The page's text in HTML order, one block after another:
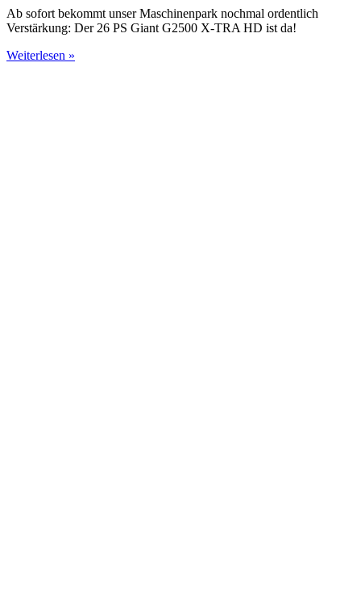
Ab sofort bekommt unser Maschinenpark nochmal ordentlich
Verstärkung: Der 26 PS Giant G2500 X-TRA HD ist da!
Weiterlesen »